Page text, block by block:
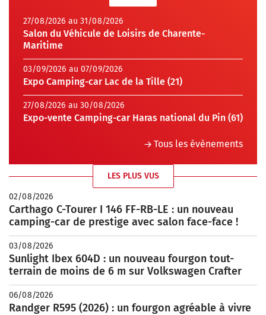
27/08/2026 au 31/08/2026
Salon du Véhicule de Loisirs de Charente-
Maritime
03/09/2026 au 07/09/2026
Expo Camping-car Lac de la Tille (21)
27/08/2026 au 30/08/2026
Expo-vente Camping-car Haras national du Pin (61)
Tous les évènements
LES PLUS VUS
02/08/2026
Carthago C-Tourer I 146 FF-RB-LE : un nouveau
camping-car de prestige avec salon face-face !
03/08/2026
Sunlight Ibex 604D : un nouveau fourgon tout-
terrain de moins de 6 m sur Volkswagen Crafter
06/08/2026
Randger R595 (2026) : un fourgon agréable à vivre